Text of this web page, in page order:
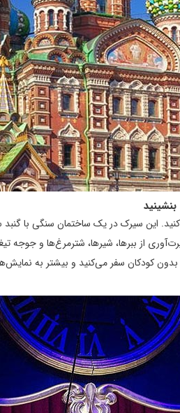
از ببرها، شیرها، شترمرغ‌ها و جوجه‌
کودکان سفر می‌کنید و بیشتر به